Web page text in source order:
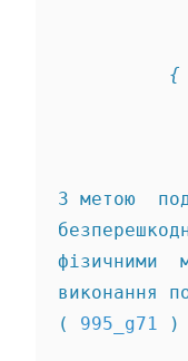
З метою
фізичними
виконання
( 995_g71 )